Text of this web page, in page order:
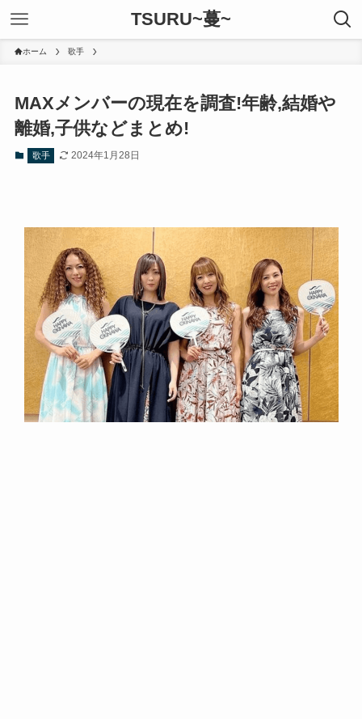
TSURU~蔓~
ホーム 歌手
MAXメンバーの現在を調査!年齢,結婚や
離婚,子供などまとめ!
歌手 2024年1月28日